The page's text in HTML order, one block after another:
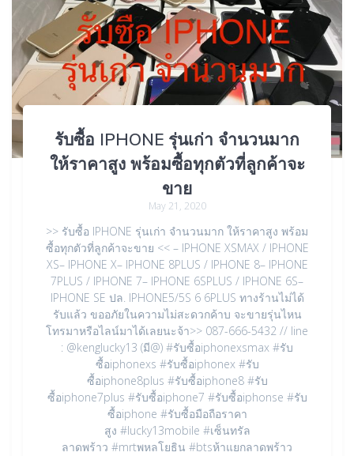
รับซื้อ IPHONE รุ่นเก่า จำนวนมาก
ให้ราคาสูง พร้อมซื้อทุกตัวที่ลูกค้าจะ
ขาย
May 21, 2020
>> รับซื้อ IPHONE รุ่นเก่า จำนวนมาก ให้ราคาสูง พร้อม
ซื้อทุกตัวที่ลูกค้าจะขาย << – IPHONE XSMAX / IPHONE
XS– IPHONE X– IPHONE 8PLUS / IPHONE 8– IPHONE
7PLUS / IPHONE 7– IPHONE 6SPLUS / IPHONE 6S–
IPHONE SE ปล. IPHONE5/5S 6 6PLUS ทางร้านไม่ได้
รับแล้ว ขออภัยในความไม่สะดวกค้าบ จะขายรุ่นไหน
โทรมาหรือไลน์มาได้เลยนะจ้า>> 087-666-5432 // line
: @kenglucky13 (มี@) #รับซื้อiphonexsmax #รับ
ซื้อiphonexs #รับซื้อiphonex #รับ
ซื้อiphone8plus #รับซื้อiphone8 #รับ
ซื้อiphone7plus #รับซื้อiphone7 #รับซื้อiphonse #รับ
ซื้อiphone #รับซื้อมือถือราคา
สูง #lucky13mobile #เซ็นทรัล
ลาดพร้าว #mrtพหลโยธิน #btsห้าแยกลาดพร้าว